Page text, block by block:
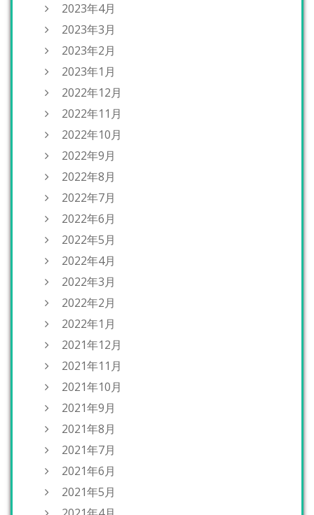
2023年4月
2023年3月
2023年2月
2023年1月
2022年12月
2022年11月
2022年10月
2022年9月
2022年8月
2022年7月
2022年6月
2022年5月
2022年4月
2022年3月
2022年2月
2022年1月
2021年12月
2021年11月
2021年10月
2021年9月
2021年8月
2021年7月
2021年6月
2021年5月